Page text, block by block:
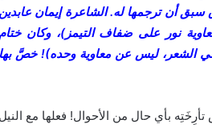
سبق أن ترجمها له. الشاعرة إيمان عابدين
نور على ضفاف التيمز)، وكان ختام
في الشعر، ليس عن معاوية وحده)! خصَّ بها
بأي حال من الأحوال! فعلها مع النيل